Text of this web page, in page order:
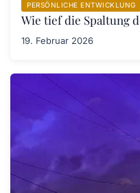
PERSÖNLICHE ENTWICKLUNG
Wie tief die Spaltung
19. Februar 2026